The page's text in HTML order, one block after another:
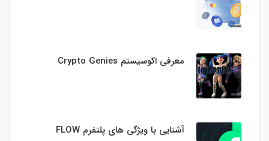
معرفی اکوسیستم Crypto Genies
آشنایی با ویژگی های پلتفرم FLOW